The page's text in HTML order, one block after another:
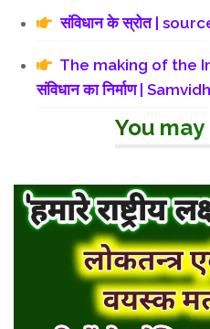
संविधान के स्रोत |
The making of the
संविधान का निर्माण |
You